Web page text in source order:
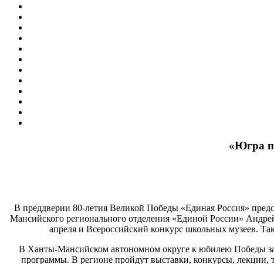
«Югра
В преддверии 80-летия Великой Победы «Единая Россия»
Мансийского регионального отделения «Единой России»
апреля и Всероссийский конкурс школьных музеев.
В Ханты-Мансийском автономном округе к юбилею Победы
программы. В регионе пройдут выставки, конкурсы, лекции,